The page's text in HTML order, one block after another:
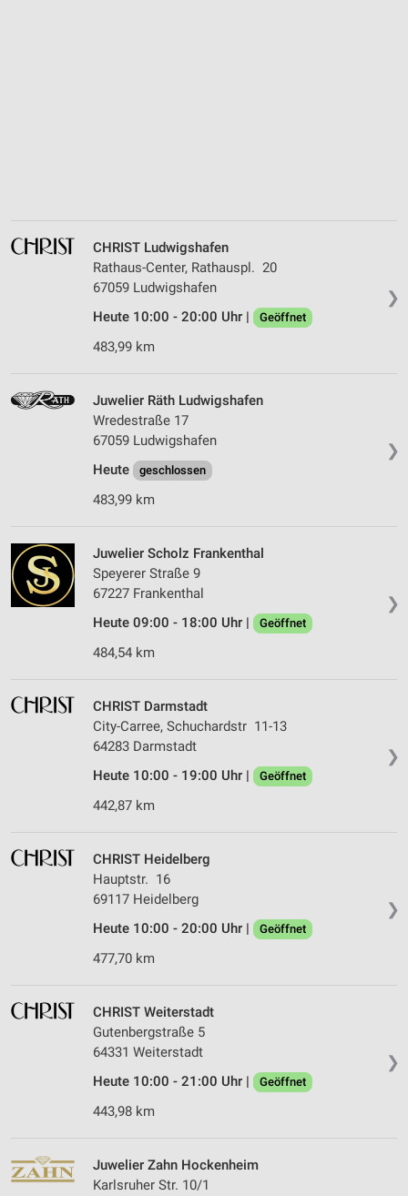
❯
CHRIST Ludwigshafen
Rathaus-Center, Rathauspl. 20
67059 Ludwigshafen
Heute 10:00 - 20:00 Uhr |
Geöffnet
483,99 km
❯
Juwelier Räth Ludwigshafen
Wredestraße 17
67059 Ludwigshafen
Heute
geschlossen
483,99 km
❯
Juwelier Scholz Frankenthal
Speyerer Straße 9
67227 Frankenthal
Heute 09:00 - 18:00 Uhr |
Geöffnet
484,54 km
❯
CHRIST Darmstadt
City-Carree, Schuchardstr 11-13
64283 Darmstadt
Heute 10:00 - 19:00 Uhr |
Geöffnet
442,87 km
❯
CHRIST Heidelberg
Hauptstr. 16
69117 Heidelberg
Heute 10:00 - 20:00 Uhr |
Geöffnet
477,70 km
❯
CHRIST Weiterstadt
Gutenbergstraße 5
64331 Weiterstadt
Heute 10:00 - 21:00 Uhr |
Geöffnet
443,98 km
Juwelier Zahn Hockenheim
Karlsruher Str. 10/1